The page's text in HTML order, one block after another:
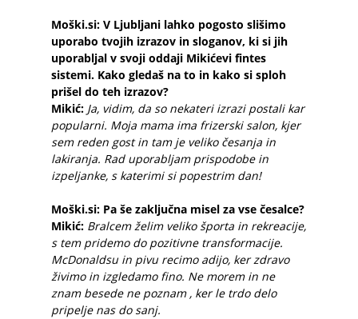
Moški.si: V Ljubljani lahko pogosto slišimo
uporabo tvojih izrazov in sloganov, ki si jih
uporabljal v svoji oddaji Mikićevi fintes
sistemi. Kako gledaš na to in kako si sploh
prišel do teh izrazov?
Mikić: Ja, vidim, da so nekateri izrazi postali kar
popularni. Moja mama ima frizerski salon, kjer
sem reden gost in tam je veliko česanja in
lakiranja. Rad uporabljam prispodobe in
izpeljanke, s katerimi si popestrim dan!
Moški.si: Pa še zaključna misel za vse česalce?
Mikić: Bralcem želim veliko športa in rekreacije,
s tem pridemo do pozitivne transformacije.
McDonaldsu in pivu recimo adijo, ker zdravo
živimo in izgledamo fino. Ne morem in ne
znam besede ne poznam , ker le trdo delo
pripelje nas do sanj.